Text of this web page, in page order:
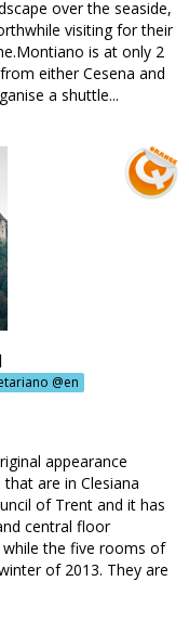
@en
@en
over the seaside,
visiting for their
is at only 2
either Cesena and
a shuttle...
@en
appearance
are in Clesiana
of Trent and it has
central floor
the five rooms of
of 2013. They are